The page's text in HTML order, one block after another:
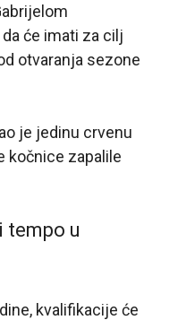
će imati za cilj
otvaranja sezone
je jedinu crvenu
kočnice zapalile
tempo u
kvalifikacije će